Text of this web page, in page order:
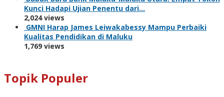
Kunci Hadapi Ujian Penentu dari…
2,024 views
GMNI Harap James Leiwakabessy Mampu Perbaiki
Kualitas Pendidikan di Maluku
1,769 views
Topik Populer